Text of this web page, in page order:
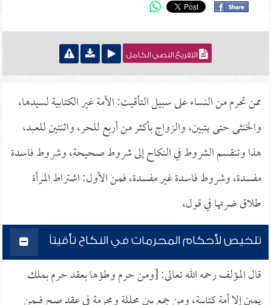
التفريغ النصي الكامل
ممن تحرم من النساء على سبيل التأقيت: الأمة غير الكتابية لسيدها،
والخنثى حتى يتبين، والزواج بأكثر من أربع للحر، واثنتين للعبد،
هذا وتنقسم الشروط في النكاح إلى شروط صحيحة، وشروط فاسدة
مفسدة، وشروط فاسدة غير مفسدة، فمن الأول: اشتراط المرأة
طلاق ضرتها في قول،
تلخيص لأحكام المحرمات في النكاح تأقيتاً
قال المؤلف رحمه الله تعالى: [ومن حرم وطؤها بعقد حرم بملك